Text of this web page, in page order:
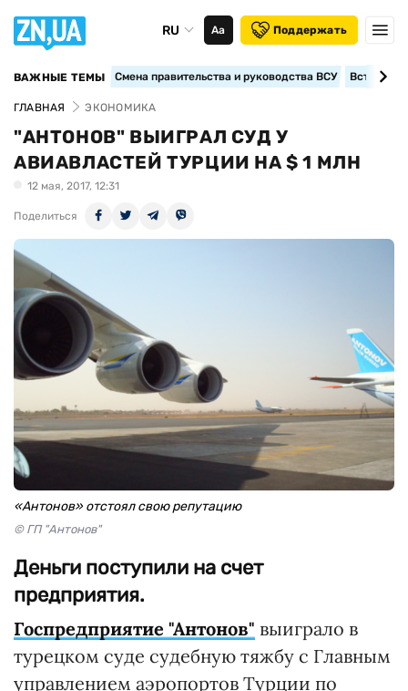
RU Аа Поддержать
ВАЖНЫЕ ТЕМЫ Смена правительства и руководства ВСУ
ГЛАВНАЯ ЭКОНОМИКА
"АНТОНОВ" ВЫИГРАЛ СУД У
АВИАВЛАСТЕЙ ТУРЦИИ НА $ 1 МЛН
12 мая, 2017, 12:31
Поделиться
«Антонов» отстоял свою репутацию
© ГП "Антонов"
Деньги поступили на счет
предприятия.
Госпредприятие "Антонов" выиграло в
турецком суде судебную тяжбу с Главным
управлением аэропортов Турции по